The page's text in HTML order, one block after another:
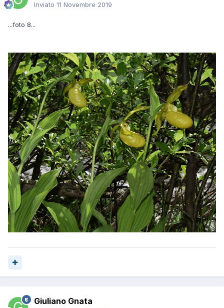
Inviato 11 Novembre 2019
...foto 8...
Giuliano Gnata